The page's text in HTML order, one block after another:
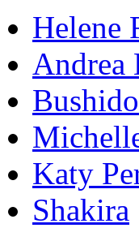
Helene
Andrea
Bushido
Katy
Shakira